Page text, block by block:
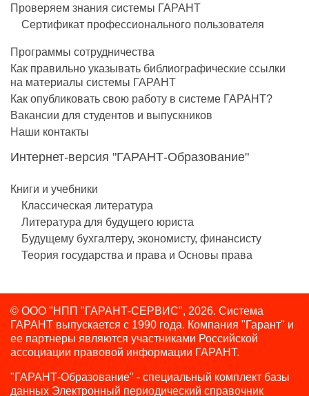
Проверяем знания системы ГАРАНТ
Сертификат профессионального пользователя
Программы сотрудничества
Как правильно указывать библиографические ссылки
на материалы системы ГАРАНТ
Как опубликовать свою работу в системе ГАРАНТ?
Вакансии для студентов и выпускников
Наши контакты
Интернет-версия "ГАРАНТ-Образование"
Книги и учебники
Классическая литература
Литература для будущего юриста
Будущему бухгалтеру, экономисту, финансисту
Теория государства и права и Основы права
© ООО "НПП "ГАРАНТ-СЕРВИС", 2026. Система
ГАРАНТ выпускается с 1990 года. Компания "Гарант" и
ее партнеры являются участниками Российской
ассоциации правовой информации ГАРАНТ.
"ГАРАНТ-Образование" - специальный комплект базы
данных Электронный периодический справочник